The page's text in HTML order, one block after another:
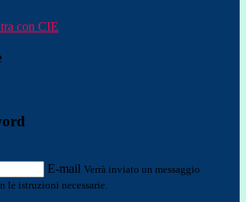
con CIE
E-mail Verrà inviato un messaggio
istruzioni necessarie.